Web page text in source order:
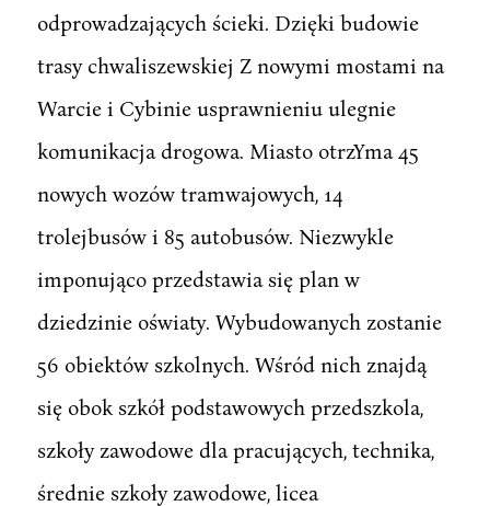
odprowadzających ścieki. Dzięki budowie
trasy chwaliszewskiej Z nowymi mostami na
Warcie i Cybinie usprawnieniu ulegnie
komunikacja drogowa. Miasto otrzYma 45
nowych wozów tramwajowych, 14
trolejbusów i 85 autobusów. Niezwykle
imponująco przedstawia się plan w
dziedzinie oświaty. Wybudowanych zostanie
56 obiektów szkolnych. Wśród nich znajdą
się obok szkół podstawowych przedszkola,
szkoły zawodowe dla pracujących, technika,
średnie szkoły zawodowe, licea